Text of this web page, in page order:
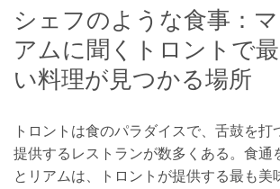
シェフのような食事：
アムに聞くトロントで
い料理が見つかる場所
トロントは食のパラダイスで、舌鼓を打
提供するレストランが数多くある。食通
とリアムは、トロントが提供する最も美